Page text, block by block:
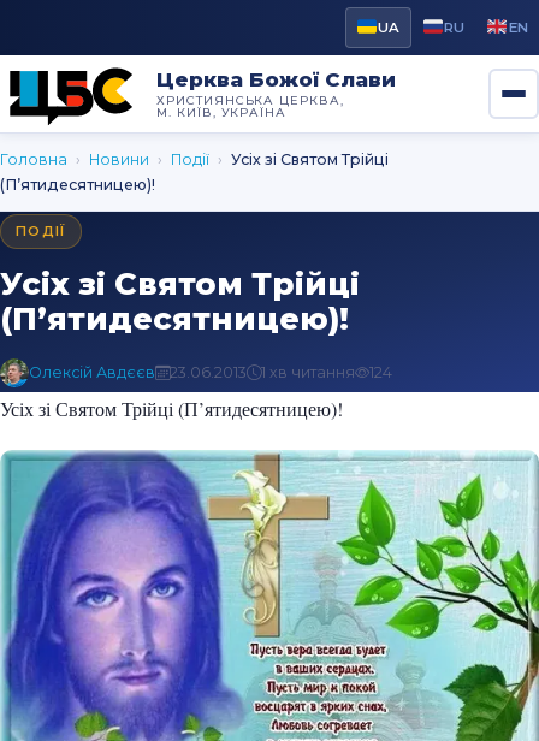
UA RU EN
Церква Божої Слави
ХРИСТИЯНСЬКА ЦЕРКВА,
М. КИЇВ, УКРАЇНА
Головна › Новини › Події › Усіх зі Святом Трійці
(П’ятидесятницею)!
ПОДІЇ
Усіх зі Святом Трійці
(П’ятидесятницею)!
Олексій Авдєєв 23.06.2013 1 хв читання 124
Усіх зі Святом Трійці (П’ятидесятницею)!